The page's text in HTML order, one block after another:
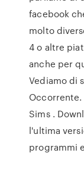
facebook
molto
4 o altre
anche per
Vediamo di
Occorrente.
Sims .
l'ultima
programmi